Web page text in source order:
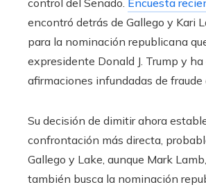
control del Senado. Encuesta
encontró detrás de Gallego y Kari
para la nominación republicana
expresidente Donald J. Trump y
afirmaciones infundadas de fraude
Su decisión de dimitir ahora
confrontación más directa,
Gallego y Lake, aunque Mark
también busca la nominación